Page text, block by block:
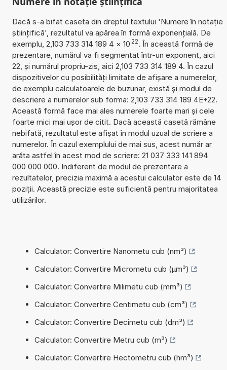
Dacă s-a bifat caseta din dreptul textului 'Numere în notație
științifică', rezultatul va apărea în formă exponențială. De
exemplu, 2,103 733 314 189 4 × 10 22. În această formă de
prezentare, numărul va fi segmentat într-un exponent, aici
22, și numărul propriu-zis, aici 2,103 733 314 189 4. În cazul
dispozitivelor cu posibilități limitate de afișare a numerelor,
de exemplu calculatoarele de buzunar, există și modul de
descriere a numerelor sub forma: 2,103 733 314 189 4E+22.
Această formă face mai ales numerele foarte mari și cele
foarte mici mai ușor de citit. Dacă această casetă rămâne
nebifată, rezultatul este afișat în modul uzual de scriere a
numerelor. În cazul exemplului de mai sus, acest număr ar
arăta astfel în acest mod de scriere: 21 037 333 141 894
000 000 000. Indiferent de modul de prezentare a
rezultatelor, precizia maximă a acestui calculator este de 14
poziții. Această precizie este suficientă pentru majoritatea
utilizărilor.
Calculator: Convertire Nanometu cub (nm³)
Calculator: Convertire Micrometu cub (µm³)
Calculator: Convertire Milimetu cub (mm³)
Calculator: Convertire Centimetu cub (cm³)
Calculator: Convertire Decimetu cub (dm³)
Calculator: Convertire Metru cub (m³)
Calculator: Convertire Hectometru cub (hm³)